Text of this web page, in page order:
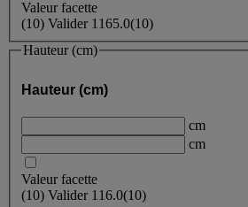
Valeur facette
(10) Valider 1165.0(10)
Hauteur (cm)
Hauteur (cm)
cm
cm
Valeur facette
(10) Valider 116.0(10)